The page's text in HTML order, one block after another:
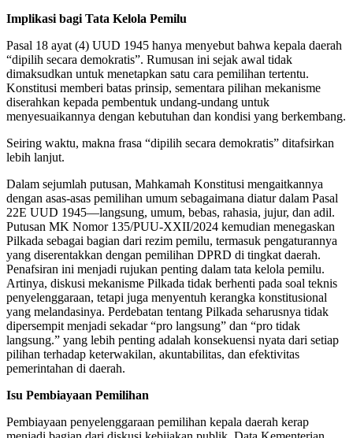
Implikasi bagi Tata Kelola Pemilu
Pasal 18 ayat (4) UUD 1945 hanya menyebut bahwa kepala daerah
“dipilih secara demokratis”. Rumusan ini sejak awal tidak
dimaksudkan untuk menetapkan satu cara pemilihan tertentu.
Konstitusi memberi batas prinsip, sementara pilihan mekanisme
diserahkan kepada pembentuk undang-undang untuk
menyesuaikannya dengan kebutuhan dan kondisi yang berkembang.
Seiring waktu, makna frasa “dipilih secara demokratis” ditafsirkan
lebih lanjut.
Dalam sejumlah putusan, Mahkamah Konstitusi mengaitkannya
dengan asas-asas pemilihan umum sebagaimana diatur dalam Pasal
22E UUD 1945—langsung, umum, bebas, rahasia, jujur, dan adil.
Putusan MK Nomor 135/PUU-XXII/2024 kemudian menegaskan
Pilkada sebagai bagian dari rezim pemilu, termasuk pengaturannya
yang diserentakkan dengan pemilihan DPRD di tingkat daerah.
Penafsiran ini menjadi rujukan penting dalam tata kelola pemilu.
Artinya, diskusi mekanisme Pilkada tidak berhenti pada soal teknis
penyelenggaraan, tetapi juga menyentuh kerangka konstitusional
yang melandasinya. Perdebatan tentang Pilkada seharusnya tidak
dipersempit menjadi sekadar “pro langsung” dan “pro tidak
langsung.” yang lebih penting adalah konsekuensi nyata dari setiap
pilihan terhadap keterwakilan, akuntabilitas, dan efektivitas
pemerintahan di daerah.
Isu Pembiayaan Pemilihan
Pembiayaan penyelenggaraan pemilihan kepala daerah kerap